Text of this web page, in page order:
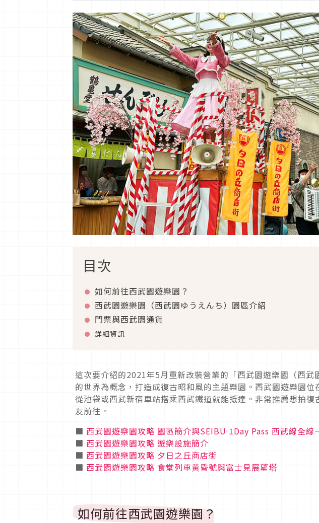
目次
如何前往西武園遊樂園？
西武園遊樂園（西武園ゆうえんち）園區介紹
門票與西武園通貨
詳細資訊
這次要介紹的2021年5月重新改裝營業的「西武園遊樂園（西
的世界為概念，打造成復古昭和風的主題樂園。西武園遊樂園位
從池袋或西武新宿車站搭乘西武鐵道就能抵達。非常推薦想拍
友前往。
■ 西武園遊樂園攻略 園區簡介與SEIBU 1Day Pass 西武線全線
■ 西武園遊樂園攻略 遊樂設施簡介
■ 西武園遊樂園攻略 夕日之丘商店街
■ 西武園遊樂園攻略 食堂列車黃昏號與富士見展望塔
如何前往西武園遊樂園？